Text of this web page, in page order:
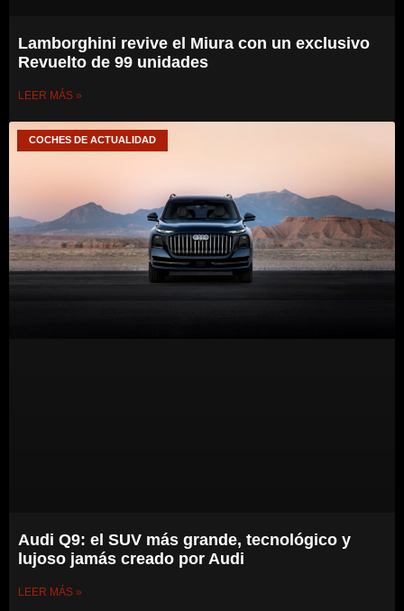
Lamborghini revive el Miura con un exclusivo
Revuelto de 99 unidades
LEER MÁS »
COCHES DE ACTUALIDAD
Audi Q9: el SUV más grande, tecnológico y
lujoso jamás creado por Audi
LEER MÁS »